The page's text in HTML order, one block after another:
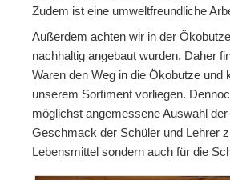
Zudem ist eine umweltfreundliche
Außerdem achten wir in der
nachhaltig angebaut wurden. Daher
Waren den Weg in die Ökobutze und
unserem Sortiment vorliegen.
möglichst angemessene Auswahl
Geschmack der Schüler und Lehrer
Lebensmittel sondern auch für die